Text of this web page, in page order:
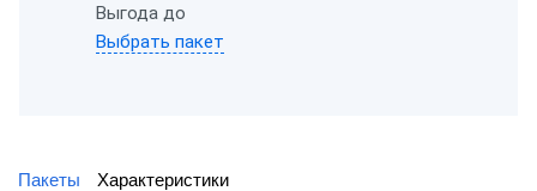
Выгода до
Выбрать пакет
Пакеты Характеристики